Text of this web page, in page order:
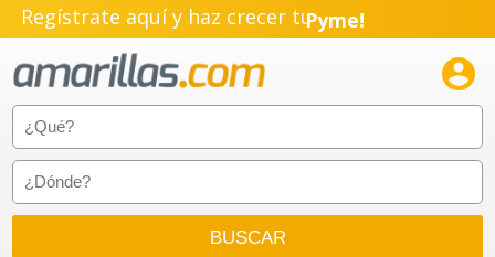
Regístrate aquí y haz crecer tuPyme!
Emprendimiento!
